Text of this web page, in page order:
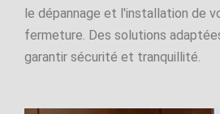
le dépannage et l'installation de
fermeture. Des solutions
garantir sécurité et tranquillité.